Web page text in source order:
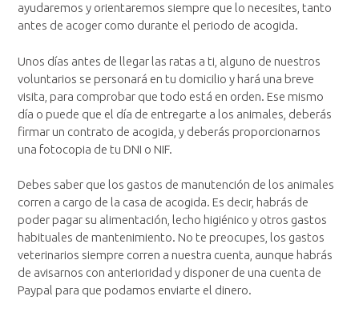
ayudaremos y orientaremos siempre que lo necesites, tanto
antes de acoger como durante el periodo de acogida.
Unos días antes de llegar las ratas a ti, alguno de nuestros
voluntarios se personará en tu domicilio y hará una breve
visita, para comprobar que todo está en orden. Ese mismo
día o puede que el día de entregarte a los animales, deberás
firmar un contrato de acogida, y deberás proporcionarnos
una fotocopia de tu DNI o NIF.
Debes saber que los gastos de manutención de los animales
corren a cargo de la casa de acogida. Es decir, habrás de
poder pagar su alimentación, lecho higiénico y otros gastos
habituales de mantenimiento. No te preocupes, los gastos
veterinarios siempre corren a nuestra cuenta, aunque habrás
de avisarnos con anterioridad y disponer de una cuenta de
Paypal para que podamos enviarte el dinero.